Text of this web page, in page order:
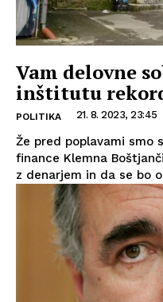
Vam delovne
inštitutu
POLITIKA 21. 8. 2023, 23:45
Že pred poplavami smo
finance Klemna
z denarjem in da se bo